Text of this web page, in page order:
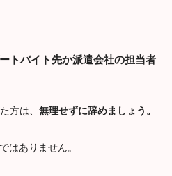
トバイト先か派遣会社の担当者
方は、 無理せずに辞めましょう。
はありません。